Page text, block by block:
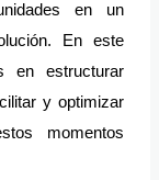
en un
En este
en estructurar
y optimizar
momentos